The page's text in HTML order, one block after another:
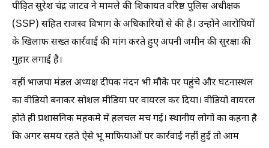
पीड़ित सुरेश चंद्र जाटव ने मामले की शिकायत वरिष्ठ पुलिस अधीक्षक
(SSP) सहित राजस्व विभाग के अधिकारियों से की है। उन्होंने आरोपियों
के खिलाफ सख्त कार्रवाई की मांग करते हुए अपनी जमीन की सुरक्षा की
गुहार लगाई है।
वहीं भाजपा मंडल अध्यक्ष दीपक नंदन भी मौके पर पहुंचे और घटनास्थल
का वीडियो बनाकर सोशल मीडिया पर वायरल कर दिया। वीडियो वायरल
होते ही प्रशासनिक महकमे में हलचल मच गई। स्थानीय लोगों का कहना है
कि अगर समय रहते ऐसे भू माफियाओं पर कार्रवाई नहीं हुई तो आम